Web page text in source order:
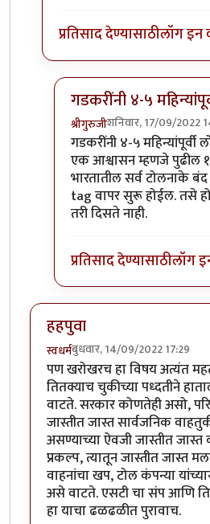
प्रतिसाद देण्यासाठीलॉग इन
गडकरींनी ४-५
श्रीगुरुजीशनिवार, 17/09/2022
In reply toपुणे सातारा
गडकरींनी ४-५
एक आश्वासन म्हणजे पुढील
भारतातील सर्व टोलनाके
tag वापर सुरू होईल. तसे
तरी दिसते नाही.
प्रतिसाद देण्यासाठीलॉग
हहपुवा
स्वधर्मबुधवार, 14/09/2022 17:29
पण खरोखरच हा विषय अत्यंत
तितक्याच चुकीच्या पध्दतीने
वाटते. सरकार कोणतेही असो,
जास्तीत जास्त सार्वजनिक
असण्याच्या ऐवजी जास्तीत जास्त
प्रकल्प, त्यातून जास्तीत जास्त
वाहनांचा खप, टोल कंपन्या
असे वाटते. एसटी चा संप आणि
हा याचा ढळढळीत पुरावाच.